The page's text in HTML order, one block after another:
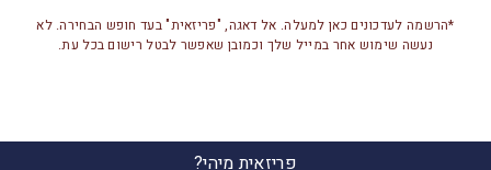
*הרשמה לעדכונים כאן למעלה. אל דאגה, "פריזאית" בעד חופש הבחירה. לא
נעשה שימוש אחר במייל שלך וכמובן שאפשר לבטל רישום בכל עת.
פריזאית מיהי?